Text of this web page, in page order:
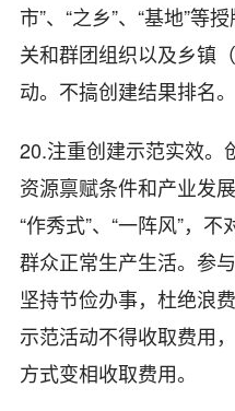
市”、“之乡”、“基地”等
关和群团组织以及乡镇
动。不搞创建结果排名。
20.注重创建示范实效。
资源禀赋条件和产业发展
“作秀式”、“一阵风”，
群众正常生产生活。参
坚持节俭办事，杜绝浪
示范活动不得收取费用
方式变相收取费用。